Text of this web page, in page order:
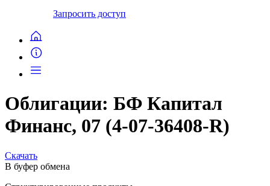
Запросить доступ
Облигации: БФ Капитал
Финанс, 07 (4-07-36408-R)
Скачать
В буфер обмена